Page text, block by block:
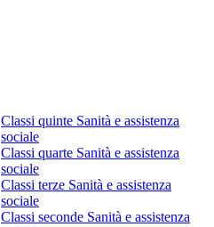
Classi quinte Sanità e assistenza
sociale
Classi quarte Sanità e assistenza
sociale
Classi terze Sanità e assistenza
sociale
Classi seconde Sanità e assistenza